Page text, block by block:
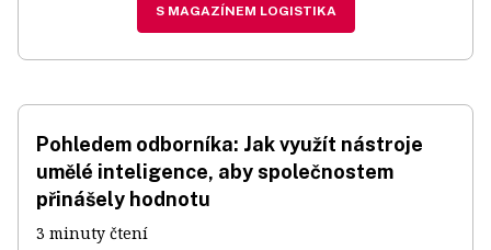
S MAGAZÍNEM LOGISTIKA
Pohledem odborníka: Jak využít nástroje
umělé inteligence, aby společnostem
přinášely hodnotu
3 minuty čtení